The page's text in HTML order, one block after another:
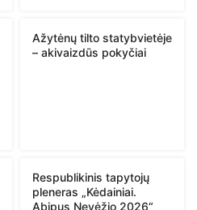
Ažytėnų tilto statybvietėje
– akivaizdūs pokyčiai
Respublikinis tapytojų
pleneras „Kėdainiai.
Abipus Nevėžio 2026“